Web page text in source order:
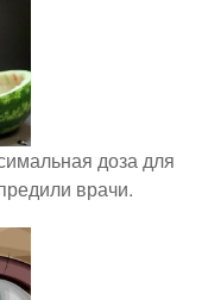
доза для
врачи.